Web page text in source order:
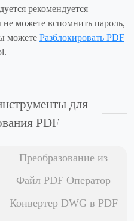
рекомендуется
можете вспомнить пароль,
можете Разблокировать PDF
для
PDF
Преобразование из
Файл PDF Оператор
Конвертер DWG в PDF